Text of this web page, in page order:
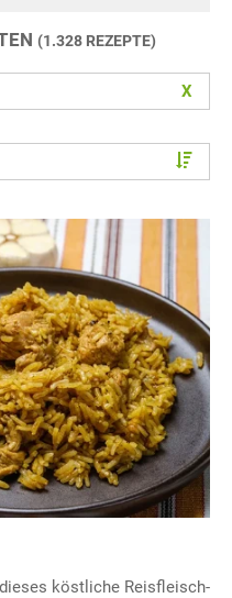
(1.328 REZEPTE)
X
köstliche Reisfleisch-